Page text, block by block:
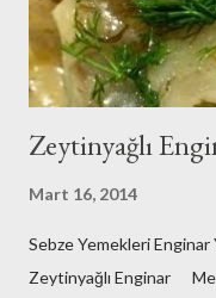
Zeytinyağlı
Mart 16, 2014
Sebze Yemekleri
Zeytinyağlı Enginar